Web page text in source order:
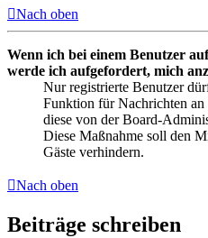
Nach oben
Wenn ich bei einem Benutzer
werde ich aufgefordert, mich
Nur registrierte Benutzer
Funktion für Nachrichten an
diese von der Board-
Diese Maßnahme soll den
Gäste verhindern.
Nach oben
Beiträge schreiben